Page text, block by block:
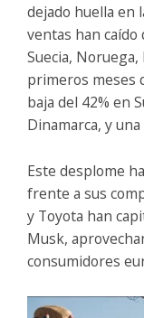
dejado huella en
ventas han caído
Suecia, Noruega,
primeros meses
baja del 42% en
Dinamarca, y
Este desplome
frente a sus
y Toyota han
Musk,
consumidores